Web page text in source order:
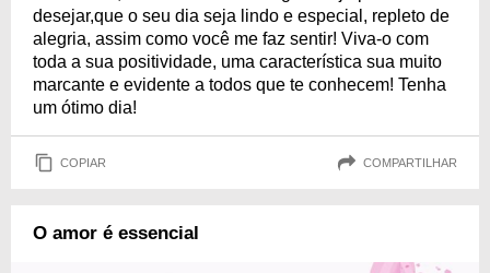
desejar,que o seu dia seja lindo e especial, repleto de
alegria, assim como você me faz sentir! Viva-o com
toda a sua positividade, uma característica sua muito
marcante e evidente a todos que te conhecem! Tenha
um ótimo dia!
COPIAR COMPARTILHAR
O amor é essencial